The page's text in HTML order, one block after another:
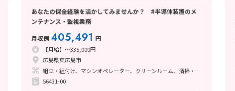
あなたの保全経験を活かしてみませんか？ #半導体装置のメ
ンテナンス・監視業務
月収例 405,491 円
【月給】～335,000円
広島県東広島市
組立・組付け、マシンオペレーター、クリーンルーム、清掃・洗浄、メンテナンス・保全
56431-00